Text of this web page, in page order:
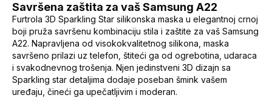
Savršena zaštita za vaš Samsung A22
Furtrola 3D Sparkling Star silikonska maska u elegantnoj crnoj
boji pruža savršenu kombinaciju stila i zaštite za vaš Samsung
A22. Napravljena od visokokvalitetnog silikona, maska
savršeno prilazi uz telefon, štiteći ga od ogrebotina, udaraca
i svakodnevnog trošenja. Njen jedinstveni 3D dizajn sa
Sparkling star detaljima dodaje poseban šmink vašem
uređaju, čineći ga upečatljivim i moderan.